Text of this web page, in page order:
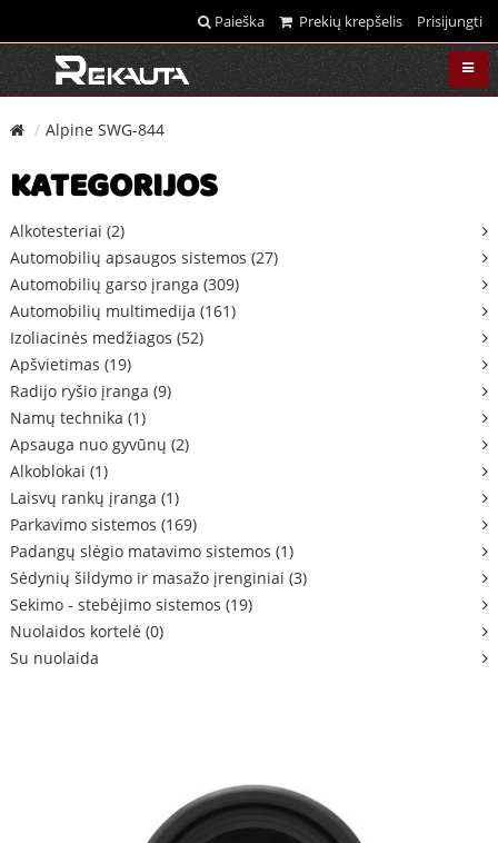
Paieška Prekių krepšelis Prisijungti
Alpine SWG-844
KATEGORIJOS
Alkotesteriai (2)
Automobilių apsaugos sistemos (27)
Automobilių garso įranga (309)
Automobilių multimedija (161)
Izoliacinės medžiagos (52)
Apšvietimas (19)
Radijo ryšio įranga (9)
Namų technika (1)
Apsauga nuo gyvūnų (2)
Alkoblokai (1)
Laisvų rankų įranga (1)
Parkavimo sistemos (169)
Padangų slėgio matavimo sistemos (1)
Sėdynių šildymo ir masažo įrenginiai (3)
Sekimo - stebėjimo sistemos (19)
Nuolaidos kortelė (0)
Su nuolaida